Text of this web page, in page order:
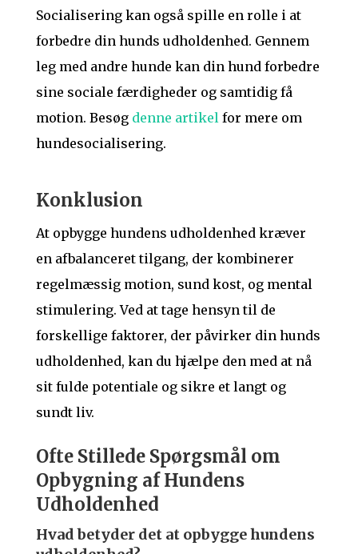
Socialisering kan også spille en rolle i at
forbedre din hunds udholdenhed. Gennem
leg med andre hunde kan din hund forbedre
sine sociale færdigheder og samtidig få
motion. Besøg denne artikelfor mere om
hundesocialisering.
Konklusion
At opbygge hundens udholdenhed kræver
en afbalanceret tilgang, der kombinerer
regelmæssig motion, sund kost, og mental
stimulering. Ved at tage hensyn til de
forskellige faktorer, der påvirker din hunds
udholdenhed, kan du hjælpe den med at nå
sit fulde potentiale og sikre et langt og
sundt liv.
Ofte Stillede Spørgsmål om
Opbygning af Hundens
Udholdenhed
Hvad betyder det at opbygge hundens